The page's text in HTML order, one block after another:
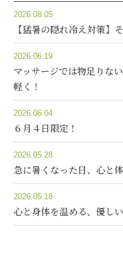
2026.08.05
【猛暑の隠れ冷え対策】
2026.06.19
マッサージでは物足りな
軽く！
2026.06.04
６月４日限定！
2026.05.28
急に暑くなった日、心と
2026.05.18
心と身体を温める、優し